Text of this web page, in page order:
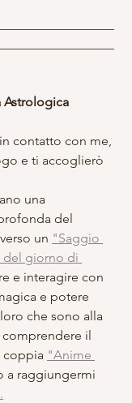
Astrologica
contatto con me,
e ti accoglierò
una
del
un "Saggio
del giorno di
e interagire con
e potere
che sono alla
il
coppia "Anime
a raggiungermi